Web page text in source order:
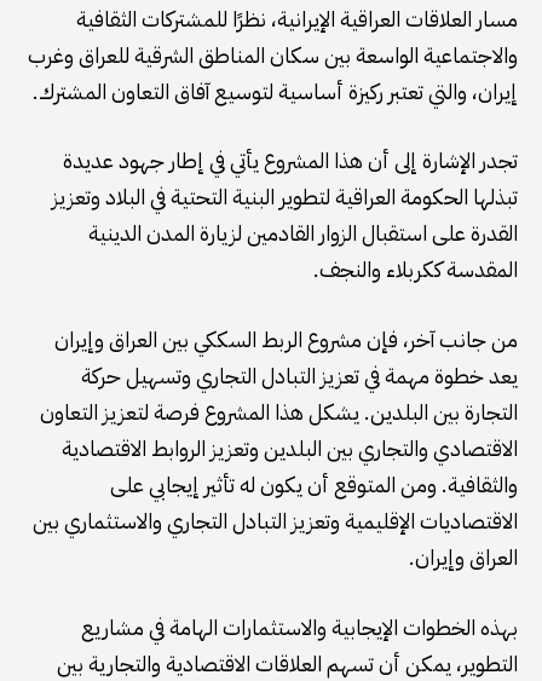
مسار العلاقات العراقية الإيرانية، نظرًا للمشتركات الثقافية
والاجتماعية الواسعة بين سكان المناطق الشرقية للعراق وغرب
إيران، والتي تعتبر ركيزة أساسية لتوسيع آفاق التعاون المشترك.
تجدر الإشارة إلى أن هذا المشروع يأتي في إطار جهود عديدة
تبذلها الحكومة العراقية لتطوير البنية التحتية في البلاد وتعزيز
القدرة على استقبال الزوار القادمين لزيارة المدن الدينية
المقدسة ككربلاء والنجف.
من جانب آخر، فإن مشروع الربط السككي بين العراق وإيران
يعد خطوة مهمة في تعزيز التبادل التجاري وتسهيل حركة
التجارة بين البلدين. يشكل هذا المشروع فرصة لتعزيز التعاون
الاقتصادي والتجاري بين البلدين وتعزيز الروابط الاقتصادية
والثقافية. ومن المتوقع أن يكون له تأثير إيجابي على
الاقتصاديات الإقليمية وتعزيز التبادل التجاري والاستثماري بين
العراق وإيران.
بهذه الخطوات الإيجابية والاستثمارات الهامة في مشاريع
التطوير، يمكن أن تسهم العلاقات الاقتصادية والتجارية بين